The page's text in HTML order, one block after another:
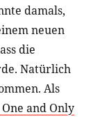
damals,
neuen
die
Natürlich
Als
and Only